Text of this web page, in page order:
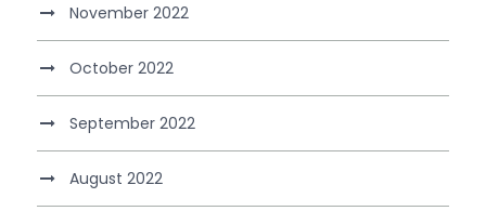
November 2022
October 2022
September 2022
August 2022